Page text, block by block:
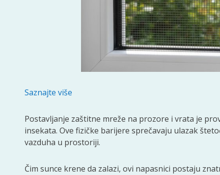
Saznajte više
Postavljanje zaštitne mreže na prozore i vrata je
insekata. Ove fizičke barijere sprečavaju ulazak
vazduha u prostoriji.
Čim sunce krene da zalazi, ovi napasnici postaju